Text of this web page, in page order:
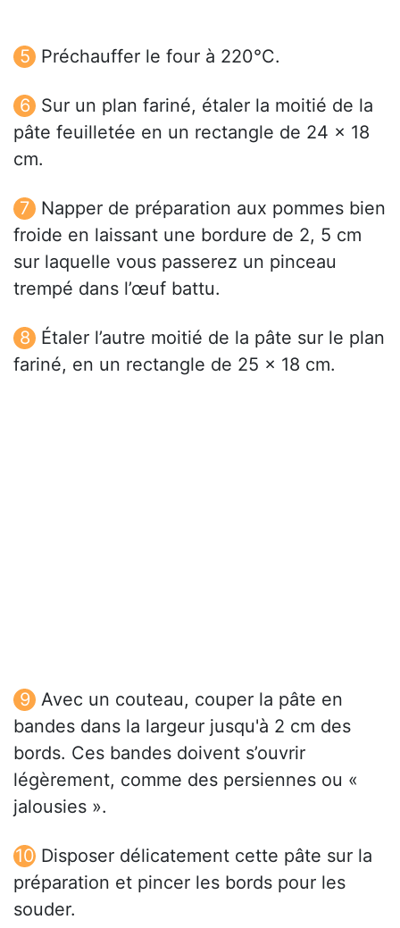
Préchauffer le four à 220°C.
Sur un plan fariné, étaler la moitié de la
pâte feuilletée en un rectangle de 24 x 18
cm.
Napper de préparation aux pommes bien
froide en laissant une bordure de 2, 5 cm
sur laquelle vous passerez un pinceau
trempé dans l’œuf battu.
Étaler l’autre moitié de la pâte sur le plan
fariné, en un rectangle de 25 x 18 cm.
Avec un couteau, couper la pâte en
bandes dans la largeur jusqu'à 2 cm des
bords. Ces bandes doivent s’ouvrir
légèrement, comme des persiennes ou «
jalousies ».
Disposer délicatement cette pâte sur la
préparation et pincer les bords pour les
souder.